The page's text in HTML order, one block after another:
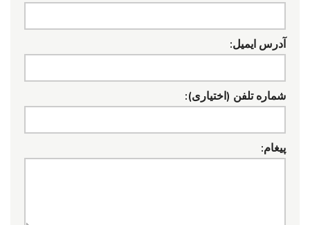
آدرس ایمیل:
شماره تلفن (اختیاری):
پیغام: